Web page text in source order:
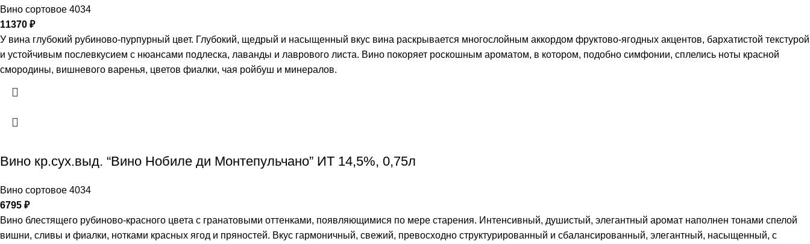
Вино сортовое 4034
11370 ₽
У вина глубокий рубиново-пурпурный цвет. Глубокий, щедрый и насыщенный вкус вина раскрывается многослойным аккордом фруктово-ягодных акцентов, бархатистой текстурой
и устойчивым послевкусием с нюансами подлеска, лаванды и лаврового листа. Вино покоряет роскошным ароматом, в котором, подобно симфонии, сплелись ноты красной
смородины, вишневого варенья, цветов фиалки, чая ройбуш и минералов.
Вино кр.сух.выд. “Вино Нобиле ди Монтепульчано” ИТ 14,5%, 0,75л
Вино сортовое 4034
6795 ₽
Вино блестящего рубиново-красного цвета с гранатовыми оттенками, появляющимися по мере старения. Интенсивный, душистый, элегантный аромат наполнен тонами спелой
вишни, сливы и фиалки, нотками красных ягод и пряностей. Вкус гармоничный, свежий, превосходно структурированный и сбалансированный, элегантный, насыщенный, с